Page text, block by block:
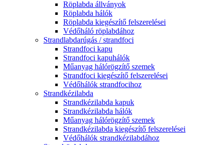
Röplabda állványok
Röplabda hálók
Röplabda kiegészítő felszerelései
Védőháló röplabdához
Strandlabdarúgás / strandfoci
Strandfoci kapu
Strandfoci kapuhálók
Műanyag hálórögzítő szemek
Strandfoci kiegészítő felszerelései
Védőhálók strandfocihoz
Strandkézilabda
Strandkézilabda kapuk
Strandkézilabda hálók
Műanyag hálórögzítő szemek
Strandkézilabda kiegészítő felszerelései
Védőhálók strandkézilabdához